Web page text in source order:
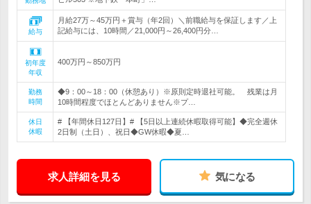
給与
月給27万～45万円＋賞与（年2回）＼前職給与を保証します／上
記給与には、10時間／21,000円～26,400円分…
初年度
年収
400万円～850万円
勤務
時間
◆9：00～18：00（休憩あり）※原則定時退社可能。 残業は月
10時間程度でほとんどありません※プ…
休日
休暇
# 【年間休日127日】# 【5日以上連続休暇取得可能】◆完全週休
2日制（土日）、祝日◆GW休暇◆夏…
求人詳細を見る 気になる